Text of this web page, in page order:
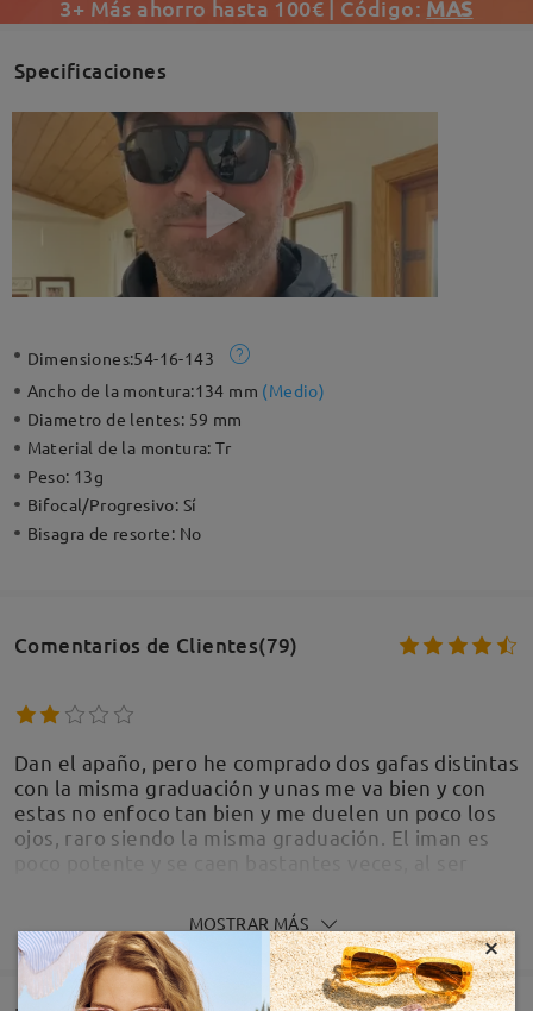
3+ Más ahorro hasta 100€ | Código: MAS
Specificaciones
Dimensiones:54-16-143
Ancho de la montura:134 mm (Medio)
Diametro de lentes: 59 mm
Material de la montura:Tr
Peso: 13g
Bifocal/Progresivo: Sí
Bisagra de resorte: No
Comentarios de Clientes(79)
Dan el apaño, pero he comprado dos gafas distintas
con la misma graduación y unas me va bien y con
estas no enfoco tan bien y me duelen un poco los
ojos, raro siendo la misma graduación. El iman es
molestando, mejor unas pequeñas con clip o unas
grandes solo de sol o que se oscurezcan
Gregorio Castilloon Jun 27 , 2026
MOSTRAR MÁS
×